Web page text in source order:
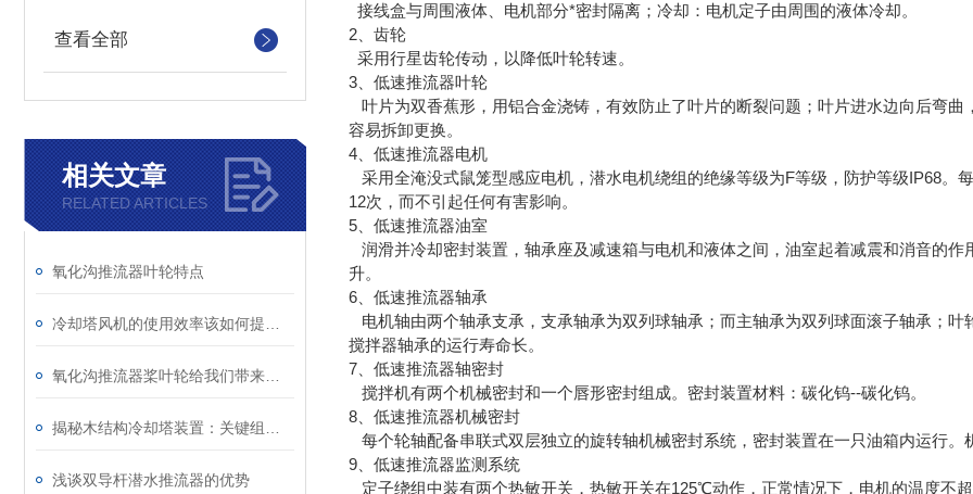
查看全部
相关文章
RELATED ARTICLES
氧化沟推流器叶轮特点
浅谈双导杆潜水推流器的优势
接线盒与周围液体、电机部分*密封隔离；冷却：电机定子由周围的液体冷却。
2、齿轮
采用行星齿轮传动，以降低叶轮转速。
3、低速推流器叶轮
叶片为双香蕉形，用铝合金浇铸，有效防止了叶片的断裂问题；叶片进水边向后弯曲
容易拆卸更换。
4、低速推流器电机
采用全淹没式鼠笼型感应电机，潜水电机绕组的绝缘等级为F等级，防护等级IP68。
12次，而不引起任何有害影响。
5、低速推流器油室
润滑并冷却密封装置，轴承座及减速箱与电机和液体之间，油室起着减震和消音的
升。
6、低速推流器轴承
电机轴由两个轴承支承，支承轴承为双列球轴承；而主轴承为双列球面滚子轴承；叶
搅拌器轴承的运行寿命长。
7、低速推流器轴密封
搅拌机有两个机械密封和一个唇形密封组成。密封装置材料：碳化钨--碳化钨。
8、低速推流器机械密封
每个轮轴配备串联式双层独立的旋转轴机械密封系统，密封装置在一只油箱内运行。
9、低速推流器监测系统
定子绕组中装有两个热敏开关，热敏开关在125℃动作，正常情况下，电机的温度不超